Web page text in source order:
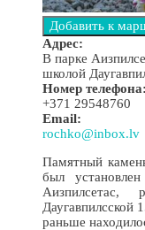
Адрес:
В парке
школой
Номер телефона:
+371 29548760
Email:
rochko@inbox.lv
Памятный
был
Даугавпилсской
раньше